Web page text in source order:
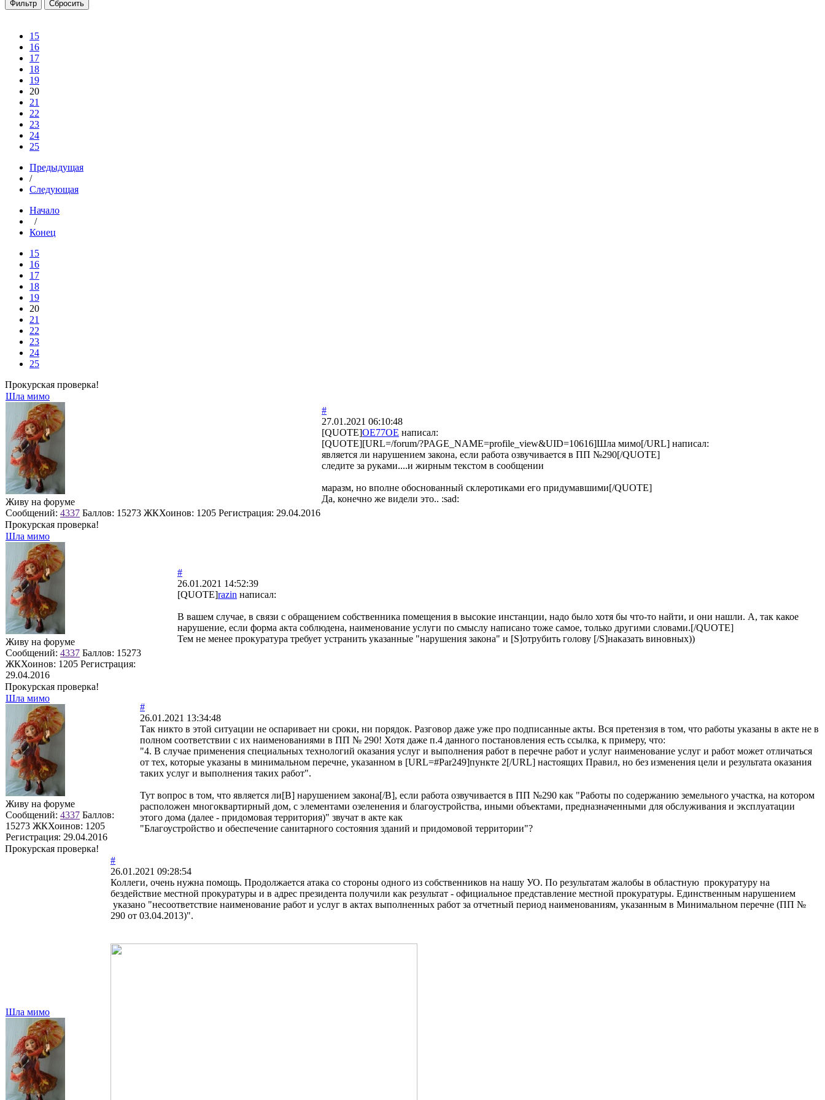
15
16
17
18
19
20
21
22
23
24
25
Предыдущая
/
Следующая
Начало
/
Конец
15
16
17
18
19
20
21
22
23
24
25
Прокурская проверка!
Шла мимо
Живу на форуме
Сообщений: 4337 Баллов: 15273 ЖКХоинов: 1205 Регистрация: 29.04.2016
#
27.01.2021 06:10:48
[QUOTE]OE77OE написал:
[QUOTE][URL=/forum/?PAGE_NAME=profile_view&UID=10616]Шла мимо[/URL] написал:
является ли нарушением закона, если работа озвучивается в ПП №290[/QUOTE]
следите за руками....и жирным текстом в сообщении
маразм, но вполне обоснованный склеротиками его придумавшими[/QUOTE]
Да, конечно же видели это.. :sad:
Прокурская проверка!
Шла мимо
Живу на форуме
Сообщений: 4337 Баллов: 15273
ЖКХоинов: 1205 Регистрация:
29.04.2016
#
26.01.2021 14:52:39
[QUOTE]razin написал:
В вашем случае, в связи с обращением собственника помещения в высокие инстанции, надо было хотя бы что-то найти, и они нашли. А, так какое
нарушение, если форма акта соблюдена, наименование услуги по смыслу написано тоже самое, только другими словами.[/QUOTE]
Тем не менее прокуратура требует устранить указанные "нарушения закона" и [S]отрубить голову [/S]наказать виновных))
Прокурская проверка!
Шла мимо
Живу на форуме
Сообщений: 4337 Баллов:
15273 ЖКХоинов: 1205
Регистрация: 29.04.2016
#
26.01.2021 13:34:48
Так никто в этой ситуации не оспаривает ни сроки, ни порядок. Разговор даже уже про подписанные акты. Вся претензия в том, что работы указаны в акте не в
полном соответствии с их наименованиями в ПП № 290! Хотя даже п.4 данного постановления есть ссылка, к примеру, что:
"4. В случае применения специальных технологий оказания услуг и выполнения работ в перечне работ и услуг наименование услуг и работ может отличаться
от тех, которые указаны в минимальном перечне, указанном в [URL=#Par249]пункте 2[/URL] настоящих Правил, но без изменения цели и результата оказания
таких услуг и выполнения таких работ".
Тут вопрос в том, что является ли[B] нарушением закона[/B], если работа озвучивается в ПП №290 как "Работы по содержанию земельного участка, на котором
расположен многоквартирный дом, с элементами озеленения и благоустройства, иными объектами, предназначенными для обслуживания и эксплуатации
этого дома (далее - придомовая территория)" звучат в акте как
"Благоустройство и обеспечение санитарного состояния зданий и придомовой территории"?
Прокурская проверка!
Шла мимо
#
26.01.2021 09:28:54
Коллеги, очень нужна помощь. Продолжается атака со стороны одного из собственников на нашу УО. По результатам жалобы в областную прокуратуру на
бездействие местной прокуратуры и в адрес президента получили как результат - официальное представление местной прокуратуры. Единственным нарушением
указано "несоответствие наименование работ и услуг в актах выполненных работ за отчетный период наименованиям, указанным в Минимальном перечне (ПП №
290 от 03.04.2013)".